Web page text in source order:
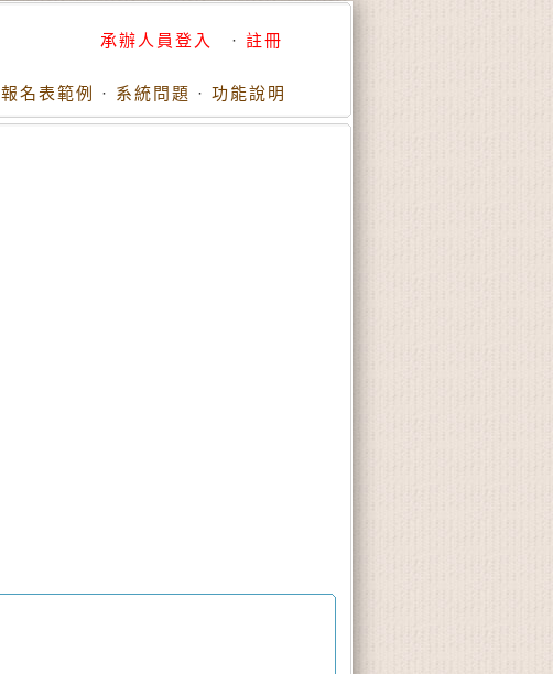
承辦人員登入 · 註冊
報名表範例 · 系統問題 · 功能說明